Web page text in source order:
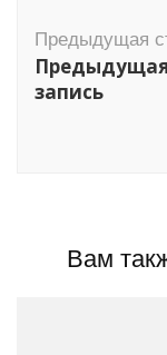
записям
Предыдущая
Предыдущая
запись
Вам